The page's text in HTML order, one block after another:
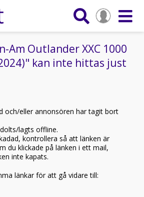
Am Outlander XXC 1000
kan inte hittas just
och/eller annonsören har tagit bort
lagts offline.
kontrollera så att länken är
du klickade på länken i ett mail,
inte kapats.
länkar för att gå vidare till: